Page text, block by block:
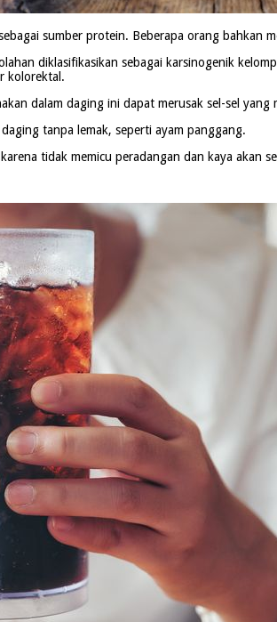
sumber protein. Beberapa orang bahkan
diklasifikasikan sebagai karsinogenik
kolorektal.
dalam daging ini dapat merusak sel-sel yang
tanpa lemak, seperti ayam panggang.
tidak memicu peradangan dan kaya akan